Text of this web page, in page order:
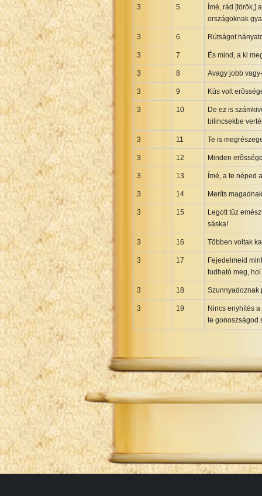
Uma New Testament
Vietnamese 1934 Bible
Xhosa Bible
3 5
Ímé, rád [török,]
országoknak
3 6 Rútságot
3 7 És mind, a ki
3 8 Avagy jobb
3 9 Kús volt
3 10
De ez is
bilincsekbe
3 11 Te is
3 12 Minden
3 13 Ímé, a te néped
3 14 Meríts
3 15
Legott tûz
sáska!
3 16 Többen voltak
3 17
Fejedelmeid
tudható meg, hol
3 18 Szunnyadoznak
3 19
Nincs enyhítés
te gonoszságod